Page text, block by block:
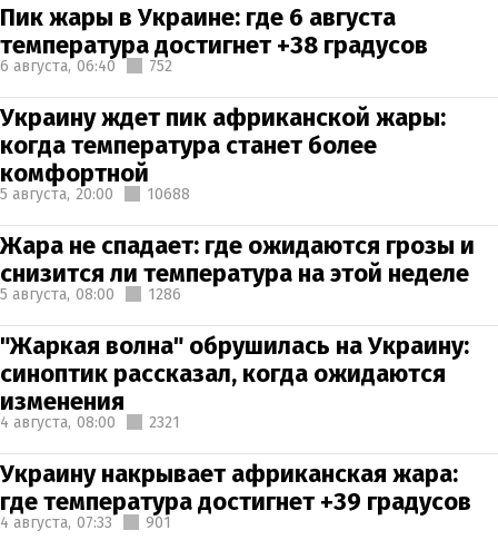
Пик жары в Украине: где 6 августа
температура достигнет +38 градусов
6 августа, 06:40 752
Украину ждет пик африканской жары:
когда температура станет более
комфортной
5 августа, 20:00 10688
Жара не спадает: где ожидаются грозы и
снизится ли температура на этой неделе
5 августа, 08:00 1286
"Жаркая волна" обрушилась на Украину:
синоптик рассказал, когда ожидаются
изменения
4 августа, 08:00 2321
Украину накрывает африканская жара:
где температура достигнет +39 градусов
4 августа, 07:33 901